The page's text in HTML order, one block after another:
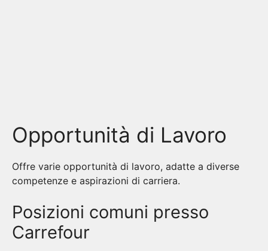
Opportunità di Lavoro
Offre varie opportunità di lavoro, adatte a diverse
competenze e aspirazioni di carriera.
Posizioni comuni presso
Carrefour